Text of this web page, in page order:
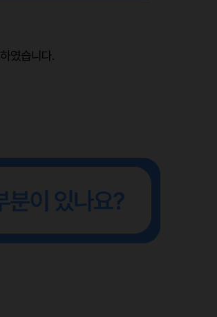
하였습니다.